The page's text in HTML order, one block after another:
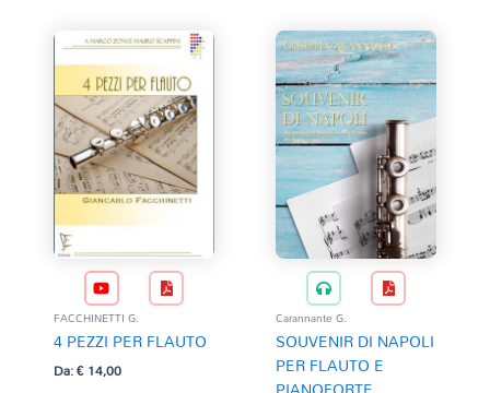
FACCHINETTI G.
4 PEZZI PER FLAUTO
Da:€14,00
Carannante G.
SOUVENIR DI NAPOLI
PER FLAUTO E